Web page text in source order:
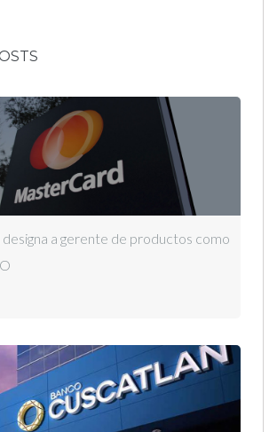
a gerente de productos como